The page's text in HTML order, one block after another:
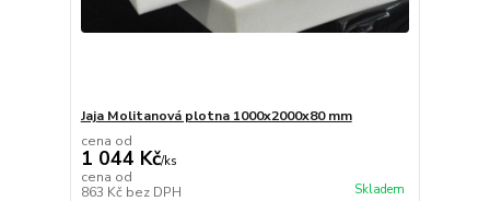
Jaja Molitanová plotna 1000x2000x80 mm
cena od
1 044 Kč/ks
cena od
863 Kč bez DPH Skladem